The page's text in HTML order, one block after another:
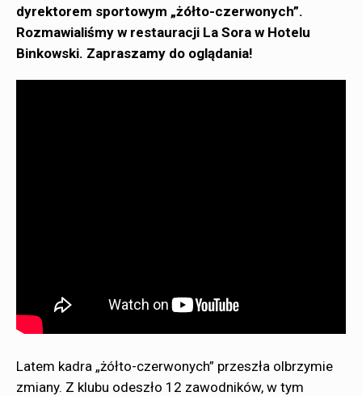
dyrektorem sportowym „żółto-czerwonych”.
Rozmawialiśmy w restauracji La Sora w Hotelu
Binkowski. Zapraszamy do oglądania!
Latem kadra „żółto-czerwonych” przeszła olbrzymie
zmiany. Z klubu odeszło 12 zawodników, w tym